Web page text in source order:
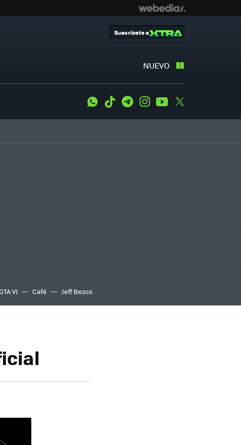
NUEVO
Suscríbete a
WhatsApp
Tiktok TelegramInstagramYoutube
VI Café Jeff Bezos